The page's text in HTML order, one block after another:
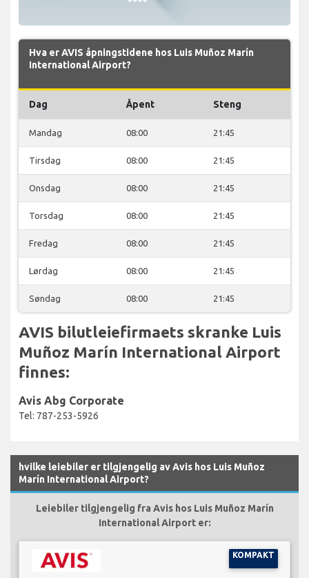
Hva er AVIS åpningstidene hos Luis Muñoz Marín
International Airport?
Dag Åpent Steng
Mandag 08:00 21:45
Tirsdag 08:00 21:45
Onsdag 08:00 21:45
Torsdag 08:00 21:45
Fredag 08:00 21:45
Lørdag 08:00 21:45
Søndag 08:00 21:45
AVIS bilutleiefirmaets skranke Luis
Muñoz Marín International Airport
finnes:
Avis Abg Corporate
Tel: 787-253-5926
hvilke leiebiler er tilgjengelig av Avis hos Luis Muñoz
Marín International Airport?
Leiebiler tilgjengelig fra Avis hos Luis Muñoz Marín
International Airport er:
KOMPAKT